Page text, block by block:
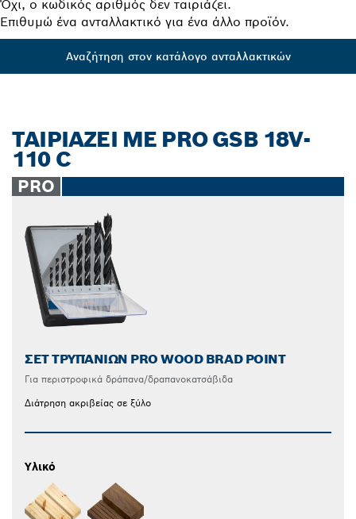
Όχι, ο κωδικός αριθμός δεν ταιριάζει.
Επιθυμώ ένα ανταλλακτικό για ένα άλλο προϊόν.
Αναζήτηση στον κατάλογο ανταλλακτικών
ΤΑΙΡΙΑΖΕΙ ΜΕ PRO GSB 18V-
110 C
PRO
ΣΕΤ ΤΡΥΠΑΝΙΏΝ PRO WOOD BRAD POINT
Για περιστροφικά δράπανα/δραπανοκατσάβιδα
Διάτρηση ακριβείας σε ξύλο
Υλικό